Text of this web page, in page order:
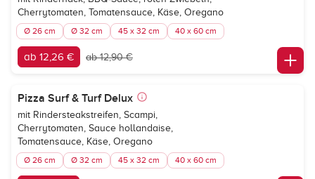
Cherrytomaten, Tomatensauce, Käse, Oregano
Ø 26 cm Ø 32 cm 45 x 32 cm 40 x 60 cm
ab 12,26 € ab 12,90 €
Pizza Surf & Turf Delux
mit Rindersteakstreifen, Scampi,
Cherrytomaten, Sauce hollandaise,
Tomatensauce, Käse, Oregano
Ø 26 cm Ø 32 cm 45 x 32 cm 40 x 60 cm